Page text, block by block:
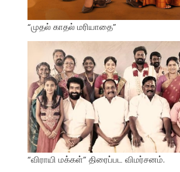
“முதல் காதல் மரியாதை”
“விராயி மக்கள்” திரைப்பட விமர்சனம்.